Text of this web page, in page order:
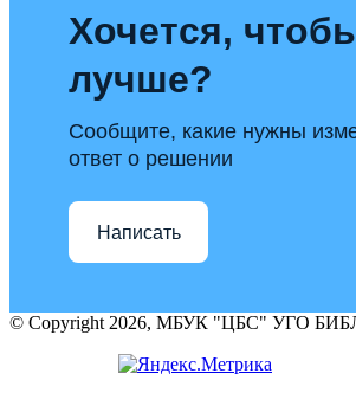
Хочется,
лучше?
Сообщите, какие нужны
ответ о решении
Написать
© Copyright 2026, МБУК "ЦБС" УГО